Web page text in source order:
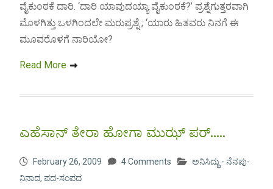
ವೈಕುಂಠಕೆ ದಾರಿ. ‘ದಾರಿ ಯಾವುದಯ್ಯಾ ವೈಕುಂಠಕೆ?’ ಪ್ರಶ್ನೆಗುತ್ತರವಾಗಿ
ಮೊಳಗಿತ್ತು ಒಳಗಿಂದಲೇ ಮರುಪ್ರಶ್ನೆ ; ‘ಯಾರು ಹಿತವರು ನಿನಗೆ ಈ
ಮೂವರೊಳಗೆ ನಾರಿಯೋ?
Read More
ಎಹೆಸಾನ್ ತೇರಾ ಹೋಗಾ ಮುಝ್ ಪರ್…..
February 26, 2009 4 Comments
ಅನಿಸಿದ್ದು - ನೆನಪು-
ನಿನಾದ, ಪದ-ಸಂಪದ